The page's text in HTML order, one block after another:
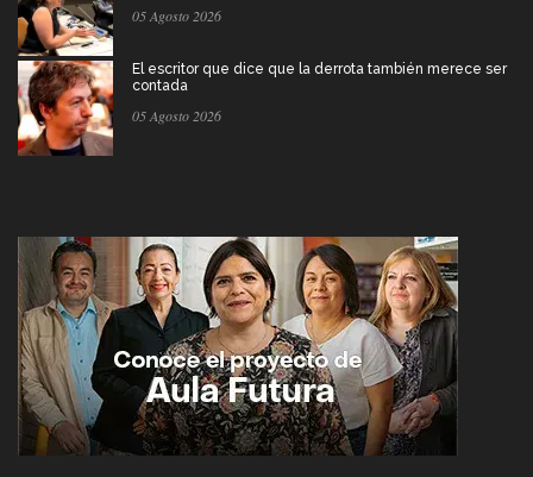
05 Agosto 2026
El escritor que dice que la derrota también merece ser
contada
05 Agosto 2026